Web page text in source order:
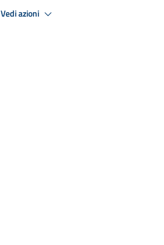
Vedi azioni